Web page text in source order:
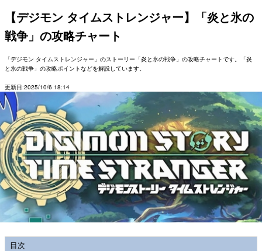
【デジモン タイムストレンジャー】「炎と氷の
戦争」の攻略チャート
「デジモン タイムストレンジャー」のストーリー「炎と氷の戦争」の攻略チャートです。「炎
と氷の戦争」の攻略ポイントなどを解説しています。
更新日:2025/10/6 18:14
目次